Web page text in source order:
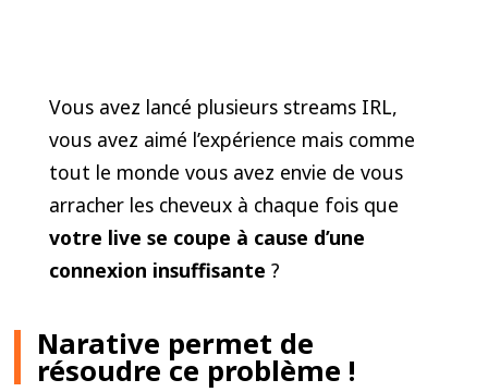
Vous avez lancé plusieurs streams IRL,
vous avez aimé l’expérience mais comme
tout le monde vous avez envie de vous
arracher les cheveux à chaque fois que
votre live se coupe à cause d’une
connexion insuffisante ?
Narative permet de
résoudre ce problème !